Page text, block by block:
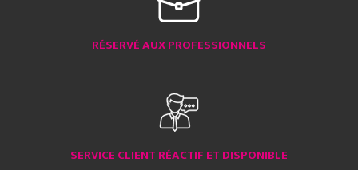
RÉSERVÉ AUX PROFESSIONNELS
SERVICE CLIENT RÉACTIF ET DISPONIBLE